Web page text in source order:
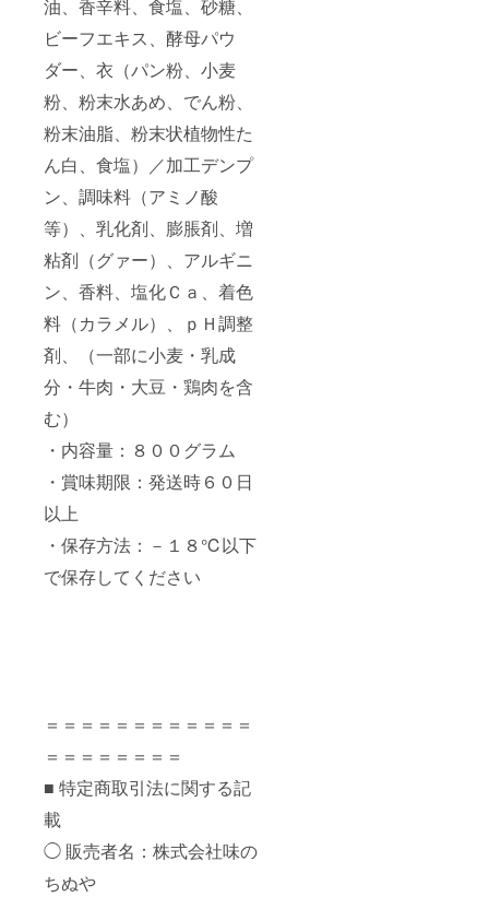
油、香辛料、食塩、砂糖、
ビーフエキス、酵母パウ
ダー、衣（パン粉、小麦
粉、粉末水あめ、でん粉、
粉末油脂、粉末状植物性た
ん白、食塩）／加工デンプ
ン、調味料（アミノ酸
等）、乳化剤、膨脹剤、増
粘剤（グァー）、アルギニ
ン、香料、塩化Ｃａ、着色
料（カラメル）、ｐＨ調整
剤、（一部に小麦・乳成
分・牛肉・大豆・鶏肉を含
む）
・内容量：８００グラム
・賞味期限：発送時６０日
以上
・保存方法：－１８℃以下
で保存してください
＝＝＝＝＝＝＝＝＝＝＝＝
＝＝＝＝＝＝＝＝
■ 特定商取引法に関する記
載
◯ 販売者名：株式会社味の
ちぬや